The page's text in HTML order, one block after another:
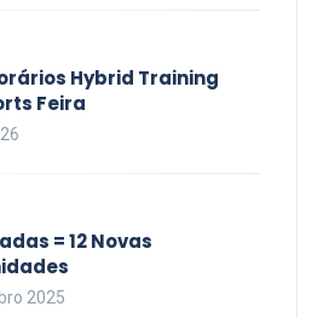
Hybrid Training
Feira
= 12 Novas
2025